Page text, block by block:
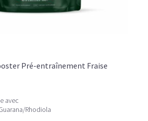
Pré-entraînement Fraise
avec
Rhodiola